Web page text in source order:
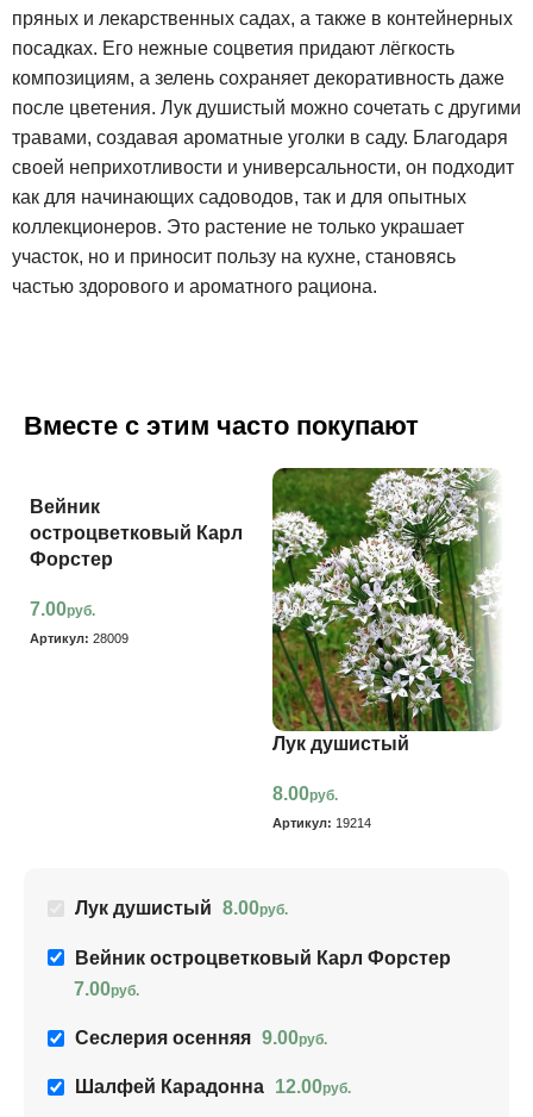
пряных и лекарственных садах, а также в контейнерных
посадках. Его нежные соцветия придают лёгкость
композициям, а зелень сохраняет декоративность даже
после цветения. Лук душистый можно сочетать с другими
травами, создавая ароматные уголки в саду. Благодаря
своей неприхотливости и универсальности, он подходит
как для начинающих садоводов, так и для опытных
коллекционеров. Это растение не только украшает
участок, но и приносит пользу на кухне, становясь
частью здорового и ароматного рациона.
Вместе с этим часто покупают
Вейник
остроцветковый Карл
Форстер
7.00руб.
Артикул: 28009
Лук душистый
8.00руб.
Артикул: 19214
Лук душистый 8.00руб.
Вейник остроцветковый Карл Форстер
7.00руб.
Сеслерия осенняя 9.00руб.
Шалфей Карадонна 12.00руб.